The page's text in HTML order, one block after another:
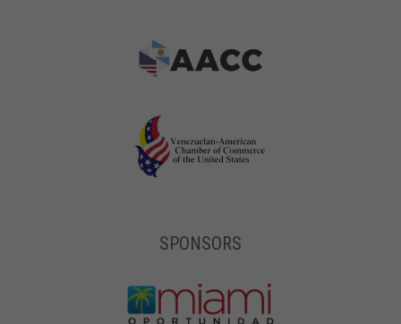
SPONSORS